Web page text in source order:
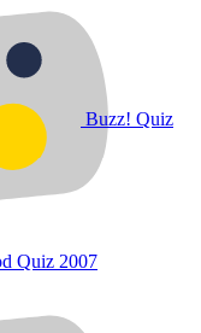
Buzz! Quiz
Quiz 2007